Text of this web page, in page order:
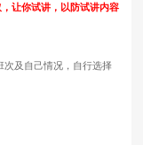
让你试讲，以防试讲内容
及自己情况，自行选择